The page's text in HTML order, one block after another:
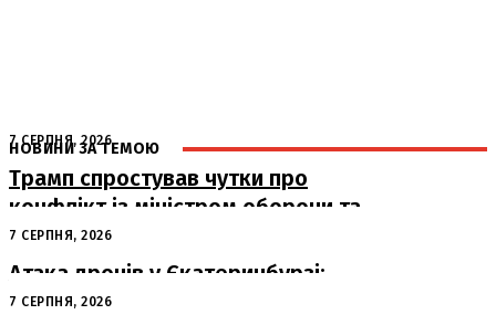
НОВИНИ ЗА ТЕМОЮ
7 СЕРПНЯ, 2026
Трамп спростував чутки про
конфлікт із міністром оборони та
похвалив його роботу
7 СЕРПНЯ, 2026
Атака дронів у Єкатеринбурзі:
загорівся склад Wildberries
7 СЕРПНЯ, 2026